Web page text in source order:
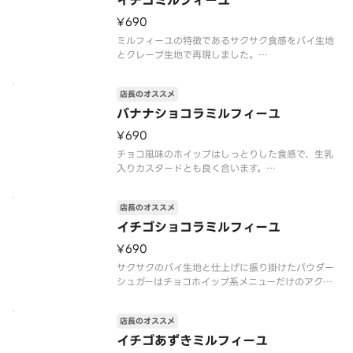
ラチン
¥690
ミルフィーユの特徴であるサクサク食感をパイ生地
とクレープ生地で再現しました。
※注文個数が一度に合計10個以上になる際は、商品
のご準備に時間を要しますので、予約配達がおすす
アレルゲン情報：卵・乳・
バナナショコラミルフィーユ
店長のオススメ
¥690
チョコ風味のホイップはしっとりした食感で、生乳
入りカスタードとも良く合います。
※注文個数が一度に合計10個以上になる際は、商品
のご準備に時間を要しますので、予約配達がおすす
アレルゲン情報：卵・乳
イチゴショコラミルフィーユ
店長のオススメ
¥690
サクサクのパイ生地と仕上げに振り掛けたパウダー
シュガーはチョコホイップ系メニューだけのアクセ
※トッピングの追加・変更不可
※注文個数が一度に合計10個以上になる際は、商品
イチゴあずきミルフィーユ
店長のオススメ